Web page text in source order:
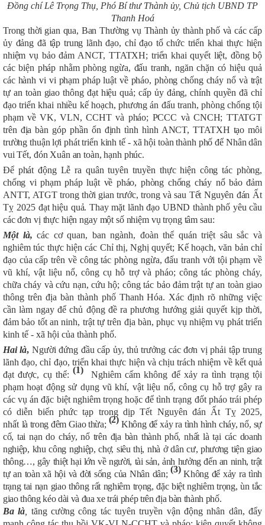
Đồng chí Lê Trọng Thụ, Phó Bí thư Thành ủy, Chủ tịch UBND TP
Thanh Hoá
Trong thời gian qua, Ban Thường vụ Thành ủy thành phố và các cấp
ủy đảng đã tập trung lãnh đạo, chỉ đạo tổ chức triển khai thực hiện
nhiệm vụ bảo đảm ANCT, TTATXH; triển khai quyết liệt, đồng bộ
các biện pháp nhằm phòng ngừa, đấu tranh, ngăn chặn có hiệu quả
các hành vi vi phạm pháp luật về pháo, phòng chống cháy nổ và trật
tự an toàn giao thông đạt hiệu quả;cấp ủy đảng, chính quyền đã chỉ
đạo triển khai nhiều kế hoạch, phương án đấu tranh, phòng chống tội
phạm về VK, VLN, CCHT và pháo; PCCC và CNCH; TTATGT
trên địa bàn góp phần ổn định tình hình ANCT, TTATXH tạo môi
trường thuận lợi phát triển kinh tế - xã hội toàn thành phố để Nhân dân
vui Tết, đón Xuân an toàn, hạnh phúc.
Để phát động Lễ ra quân tuyên truyền thực hiện công tác phòng,
chống vi phạm pháp luật về pháo, phòng chống cháy nổ bảo đảm
ANTT, ATGT trong thời gian trước, trong và sau Tết Nguyên đán Ất
Tỵ 2025 đạt hiệu quả. Thay mặt lãnh đạo UBND thành phố yêu cầu
các đơn vị thực hiện ngay một số nhiệm vụ trọng tâm sau:
Một là, các cơ quan, ban ngành, đoàn thể quán triệt sâu sắc và
nghiêm túc thực hiện các Chỉ thị, Nghị quyết; Kế hoạch, văn bản chỉ
đạo của cấp trên về công tác phòng ngừa, đấu tranh với tội phạm về
vũ khí, vật liệu nổ, công cụ hỗ trợ và pháo; công tác phòng cháy,
chữa cháy và cứu nạn, cứu hộ; công tác bảo đảm trật tự an toàn giao
thông trên địa bàn thành phố Thanh Hóa. Xác định rõ những việc
cần làm ngay để chủ động đề ra phương hướng giải quyết kịp thời,
đảm bảo tốt an ninh, trật tự trên địa bàn, phục vụ nhiệm vụ phát triển
kinh tế - xã hội của thành phố.
Hai là, Người đứng đầu cấp ủy, thủ trưởng các đơn vị phải tập trung
lãnh đạo, chỉ đạo, triển khai thực hiện và chịu trách nhiệm về kết quả
đạt được, cụ thể:(1)
Nghiêm cấm không để xảy ra tình trạng tội
phạm hoạt động sử dụng vũ khí, vật liệu nổ, công cụ hỗ trợ gây ra
các vụ án đặc biệt nghiêm trọng hoặc để tình trạng đốt pháo trái phép
có diễn biến phức tạp trong dịp Tết Nguyên đán Ất Tỵ 2025,
nhất là trong đêm Giao thừa; (2) Không để xảy ra tình hình cháy, nổ, sự
cố, tai nạn do cháy, nổ trên địa bàn thành phố, nhất là tại các doanh
nghiệp, khu công nghiệp, chợ, siêu thị, nhà ở dân cư, phương tiện giao
thông…, gây thiệt hại lớn về người, tài sản, ảnh hưởng đến an ninh, trật
tự an toàn xã hội và đời sống của Nhân dân;(3) Không để xảy ra tình
trạng tai nạn giao thông rất nghiêm trọng, đặc biệt nghiêm trọng, ùn tắc
giao thông kéo dài và đua xe trái phép trên địa bàn thành phố.
Ba là
tăng cường công tác tuyên truyền vận động nhân dân, đẩy